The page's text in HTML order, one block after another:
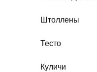
Штоллены
Тесто
Куличи